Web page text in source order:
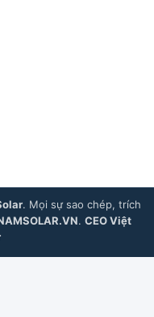
. Mọi sự sao chép, trích
. CEO Việt